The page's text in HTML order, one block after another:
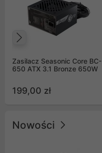
Zasilacz Seasonic Core BC-
650 ATX 3.1 Bronze 650W
199,00 zł
Nowości